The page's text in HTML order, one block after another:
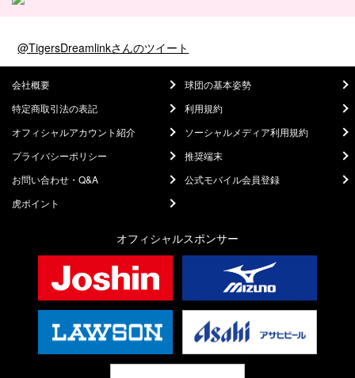
@TigersDreamlinkさんのツイート
会社概要
球団の基本姿勢
特定商取引法の表記
利用規約
オフィシャルアカウント紹介
ソーシャルメディア利用規約
プライバシーポリシー
推奨端末
お問い合わせ・Q&A
公式モバイル会員登録
虎ポイント
オフィシャルスポンサー